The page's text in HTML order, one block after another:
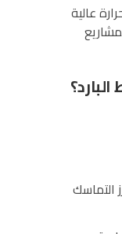
عالية
التماسك